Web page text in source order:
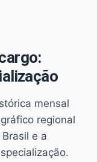
mensal
regional
e a